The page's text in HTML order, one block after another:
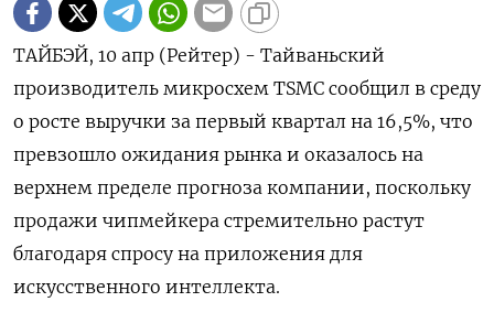
ТАЙБЭЙ, 10 апр (Рейтер) - Тайваньский
производитель микросхем TSMC сообщил в среду
о росте выручки за первый квартал на 16,5%, что
превзошло ожидания рынка и оказалось на
верхнем пределе прогноза компании, поскольку
продажи чипмейкера стремительно растут
благодаря спросу на приложения для
искусственного интеллекта.